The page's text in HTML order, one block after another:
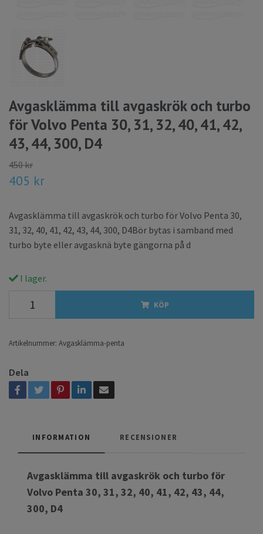
Avgasklämma till avgaskrök och turbo
för Volvo Penta 30, 31, 32, 40, 41, 42,
43, 44, 300, D4
450 kr
405 kr
Avgasklämma till avgaskrök och turbo för Volvo Penta 30,
31, 32, 40, 41, 42, 43, 44, 300, D4Bör bytas i samband med
turbo byte eller avgasknä byte gängorna på d
I lager.
KÖP
Artikelnummer: Avgasklämma-penta
Dela
INFORMATION RECENSIONER
Avgasklämma till avgaskrök och turbo för
Volvo Penta 30, 31, 32, 40, 41, 42, 43, 44,
300, D4